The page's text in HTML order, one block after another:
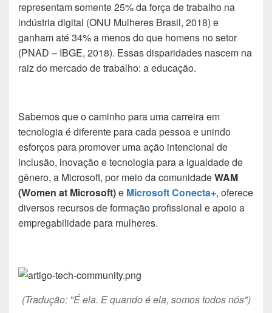
representam somente 25% da força de trabalho na
indústria digital (ONU Mulheres Brasil, 2018) e
ganham até 34% a menos do que homens no setor
(PNAD – IBGE, 2018). Essas disparidades nascem na
raiz do mercado de trabalho: a educação.
Sabemos que o caminho para uma carreira em
tecnologia é diferente para cada pessoa e unindo
esforços para promover uma ação intencional de
inclusão, inovação e tecnologia para a igualdade de
gênero, a Microsoft, por meio da comunidadeWAM
(Women at Microsoft)e Microsoft Conecta+, oferece
diversos recursos de formação profissional e apoio a
empregabilidade para mulheres.
(Tradução: "É ela. E quando é ela, somos todos nós")